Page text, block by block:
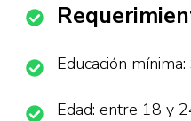
Educación
Edad: entre 18 y